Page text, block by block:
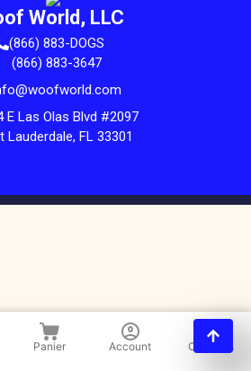
World, LLC
(866) 883-DOGS
(866) 883-3647
E Las Olas Blvd #2097
Lauderdale, FL 33301
Panier Account Contacts